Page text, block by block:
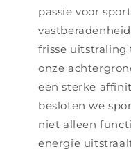
passie voor
frisse uitstraling
onze
een sterke
besloten we
niet alleen
energie